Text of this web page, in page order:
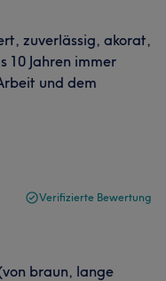
zuverlässig, akorat,
10 Jahren immer
und dem
Verifizierte Bewertung
braun, lange